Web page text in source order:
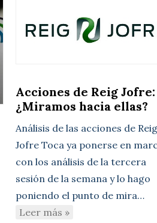
Acciones de Reig Jofre:
¿Miramos hacia ellas?
Análisis de las acciones de
Jofre Toca ya ponerse en
con los análisis de la tercera
sesión de la semana y lo hago
poniendo el punto de mira…
Leer más »